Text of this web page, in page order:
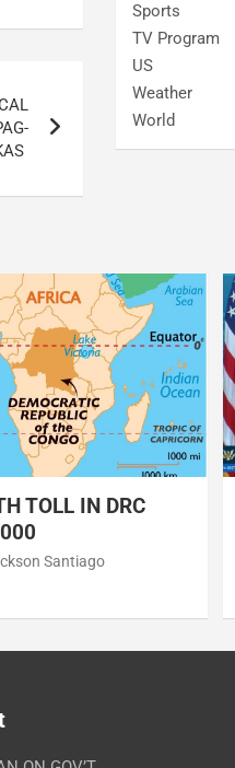
Sports
TV Program
US
Weather
World
TOLL IN DRC
Santiago